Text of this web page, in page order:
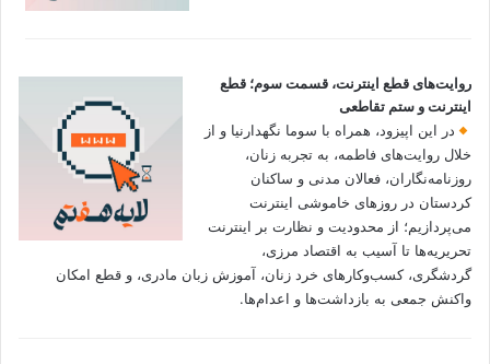
روایت‌های قطع اینترنت، قسمت سوم؛ قطع
اینترنت و ستم تقاطعی
در این اپیزود، همراه با سوما نگهدارنیا و از
خلال روایت‌های فاطمه، به تجربه زنان،
روزنامه‌نگاران، فعالان مدنی و ساکنان
کردستان در روزهای خاموشی اینترنت
می‌پردازیم؛ از محدودیت و نظارت بر اینترنت
تحریریه‌ها تا آسیب به اقتصاد مرزی،
گردشگری، کسب‌وکارهای خرد زنان، آموزش زبان مادری، و قطع امکان
واکنش جمعی به بازداشت‌ها و اعدام‌ها.